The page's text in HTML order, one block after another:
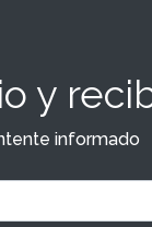
y
informado